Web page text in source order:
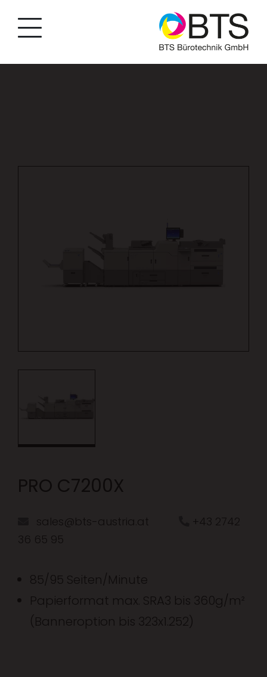
bool(false) string(4) "BTSA"
PRO C7200X
sales@bts-austria.at
+43 2742
36 65 95
85/95 Seiten/Minute
Papierformat max. SRA3 bis 360g/m²
(Banneroption bis 323x1.252)